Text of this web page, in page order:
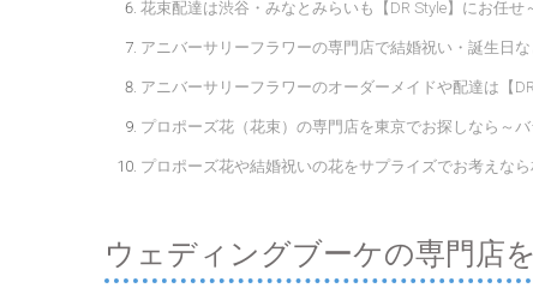
花束配達は渋谷・みなとみらいも【DR Style】にお任
アニバーサリーフラワーの専門店で結婚祝い・誕生日
アニバーサリーフラワーのオーダーメイドや配達は【
プロポーズ花（花束）の専門店を東京でお探しなら～
プロポーズ花や結婚祝いの花をサプライズでお考えな
ウェディングブーケの専門店